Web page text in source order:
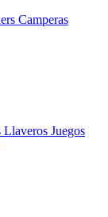
Camperas
Llaveros Juegos